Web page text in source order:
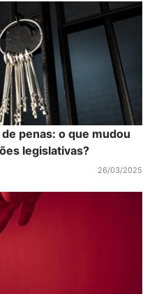
penas: o que mudou
legislativas?
26/03/2025